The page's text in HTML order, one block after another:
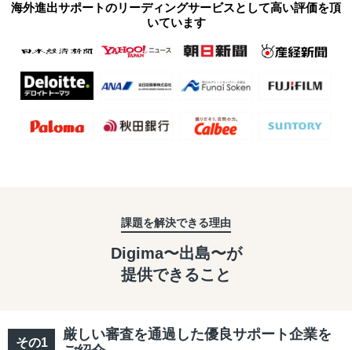
海外進出サポートのリーディングサービスとして高い評価を頂
いています
課題を解決できる理由
Digima〜出島〜が
提供できること
厳しい審査を通過した優良サポート企業を